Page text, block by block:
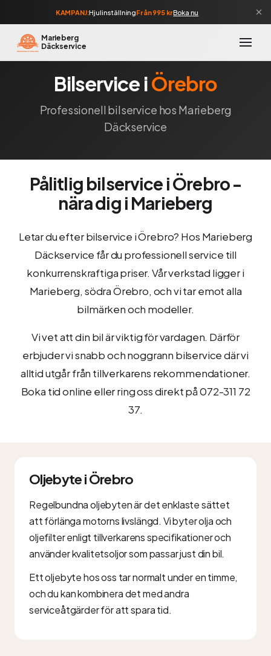
KAMPANJ:HjulinställningFrån 995 krBoka nu
Marieberg
Däckservice
Bilservice iÖrebro
Professionell bilservice hos Marieberg
Däckservice
Pålitlig bilservice i Örebro -
nära dig i Marieberg
Letar du efter bilservice i Örebro? Hos Marieberg
Däckservice får du professionell service till
konkurrenskraftiga priser. Vår verkstad ligger i
Marieberg, södra Örebro, och vi tar emot alla
bilmärken och modeller.
Vi vet att din bil är viktig för vardagen. Därför
erbjuder vi snabb och noggrann bilservice där vi
alltid utgår från tillverkarens rekommendationer.
Boka tid online eller ring oss direkt på 072-311 72
37.
Oljebyte i Örebro
Regelbundna oljebyten är det enklaste sättet
att förlänga motorns livslängd. Vi byter olja och
oljefilter enligt tillverkarens specifikationer och
använder kvalitetsoljor som passar just din bil.
Ett oljebyte hos oss tar normalt under en timme,
och du kan kombinera det med andra
serviceåtgärder för att spara tid.